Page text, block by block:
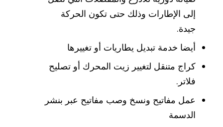
إلى الإطارات وذلك حتى تكون الحركة
جيدة.
أيضا خدمة تبديل يطاريات أو تغييرها
كراج متنقل لتغيير زيت المحرك أو تصليح
فلاتر.
عمل مفاتيح ونسخ وصب مفاتيح عبر بنشر
الدسمة